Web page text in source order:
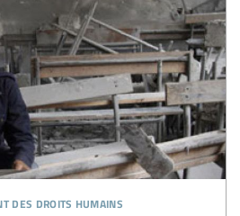
des droits humains